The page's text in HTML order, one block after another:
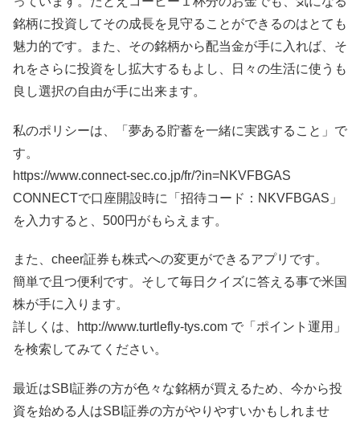
銘柄に投資してその成長を見守ることができるのはとても
魅力的です。また、その銘柄から配当金が手に入れば、そ
れをさらに投資をし拡大するもよし、日々の生活に使うも
良し選択の自由が手に出来ます。
私のポリシーは、「夢ある貯蓄を一緒に実践すること」で
す。
https://www.connect-sec.co.jp/fr/?in=NKVFBGAS
CONNECTで口座開設時に「招待コード：NKVFBGAS」
を入力すると、500円がもらえます。
また、cheer証券も株式への変更ができるアプリです。
簡単で且つ便利です。そして毎日クイズに答える事で米国
株が手に入ります。
詳しくは、http://www.turtlefly-tys.com で「ポイント運用」
を検索してみてください。
最近はSBI証券の方が色々な銘柄が買えるため、今から投
資を始める人はSBI証券の方がやりやすいかもしれませ